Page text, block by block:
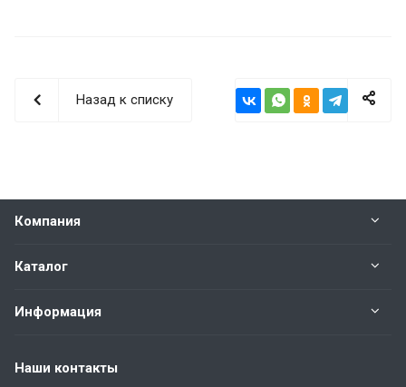
Назад к списку
Компания
Каталог
Информация
Наши контакты